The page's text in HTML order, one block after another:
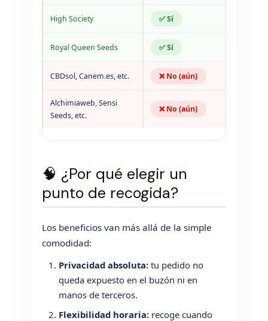
High Society ✅ Sí
Royal Queen Seeds ✅ Sí
CBDsol, Canem.es, etc. ❌ No (aún)
Alchimiaweb, Sensi
Seeds, etc.
❌ No (aún)
🧠 ¿Por qué elegir un
punto de recogida?
Los beneficios van más allá de la simple
comodidad:
Privacidad absoluta: tu pedido no
queda expuesto en el buzón ni en
manos de terceros.
Flexibilidad horaria: recoge cuando